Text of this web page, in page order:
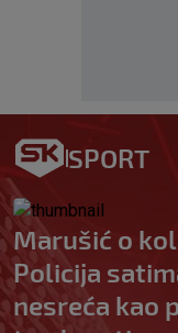
SPORT
Marušić o
Policija
nesreća kao